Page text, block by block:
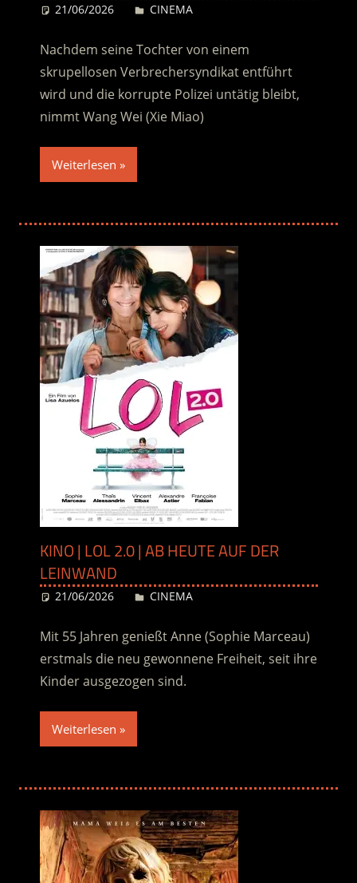
21/06/2026 Desiree
CINEMA
Nachdem seine Tochter von einem
skrupellosen Verbrechersyndikat entführt
wird und die korrupte Polizei untätig bleibt,
nimmt Wang Wei (Xie Miao)
Weiterlesen
KINO | LOL 2.0 | AB HEUTE AUF DER
LEINWAND
21/06/2026 Desiree
CINEMA
Mit 55 Jahren genießt Anne (Sophie Marceau)
erstmals die neu gewonnene Freiheit, seit ihre
Kinder ausgezogen sind.
Weiterlesen